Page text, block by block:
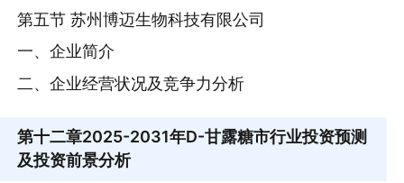
第五节 苏州博迈生物科技有限公司
一、企业简介
二、企业经营状况及竞争力分析
第十二章2025-2031年D-甘露糖市行业投资预测
及投资前景分析